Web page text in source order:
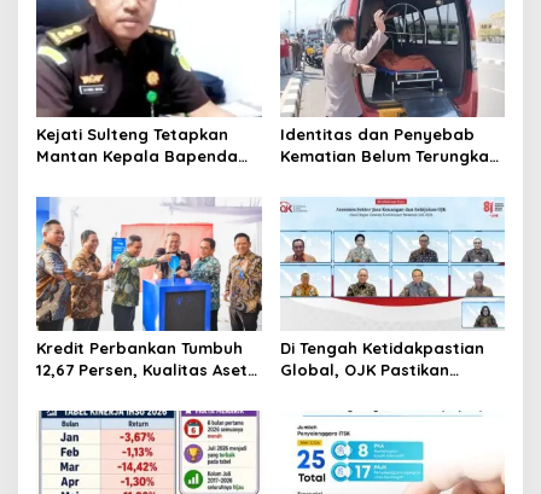
Kejati Sulteng Tetapkan
Mantan Kepala Bapenda
Korupsi Pajak
Pertambangan
Identitas dan Penyebab
Kematian Belum Terungkap,
Ditemukan Mengapung di
Pantai Lere Palu, Kondisi
Tubuh Sudah Terurai
Dicabik Buaya
Kredit Perbankan Tumbuh
12,67 Persen, Kualitas Aset
Tetap Kokoh Juni 2026
Di Tengah Ketidakpastian
Global, OJK Pastikan
Keuangan Tetap Terjaga